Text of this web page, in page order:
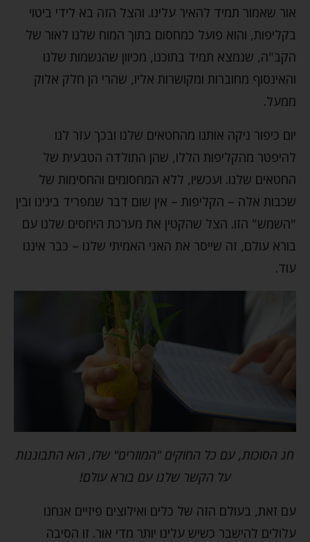
אור שאמור תמיד להאיר עלינו. והצל הזה בא לידי ביטוי
בקליפות, והוא פועל כמחסום בתוך המוח שלנו לאור של
הקב"ה, שנמצא תמיד בתוכנו, מכיוון שהנשמות שלנו
והאינסוף מחוברות ומקושרות אליו, שהרי הן חלק אלוק
ממעל.
יום כיפור ניקה אותנו מהחטאים שלנו ובכך עזר לנו
להיפטר מהקליפות הללו, שהן התולדה הטבעית של
החטאים שלנו. ועכשיו, ללא המחסומים והחסימות של
שכבות אלה – הקליפות – אין שום דבר שמפריד בינינו ובין
"השמש" הזו. הצל שהקטין את מערכת היחסים שלנו עם
בורא עולם, זה שייסר את האני האמיתי שלנו – כבר איננו
עוד.
חג הסוכות, עם כל החוקים "המוזרים" שלו, הוא התבוננות
על הקשר שלנו עם בורא עולם!
עם זאת, בעולם הזה של כלים ואילוצים פיזיים אנחנו
עלולים להישבר כשיש עלינו יותר מדי אור. זו הסיבה